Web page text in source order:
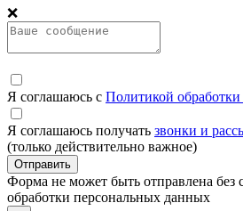
❌
Я соглашаюсь с Политикой
Я соглашаюсь получать звонки и
(только действительно важное)
Отправить
Форма не может быть отправлена без
обработки персональных данных